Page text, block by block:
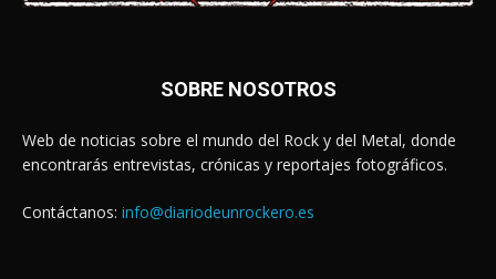
SOBRE NOSOTROS
Web de noticias sobre el mundo del Rock y del Metal, donde
encontrarás entrevistas, crónicas y reportajes fotográficos.
Contáctanos: info@diariodeunrockero.es